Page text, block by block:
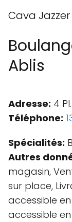
Cava Jazzer
Ablis
Adresse: 4
Téléphone:
Spécialités:
Autres
magasin,
sur place,
accessible
accessible